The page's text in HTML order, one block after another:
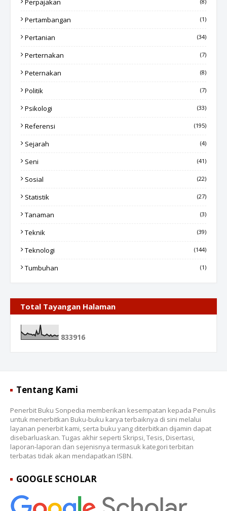
Perpajakan
Pertambangan (1)
Pertanian (34)
Perternakan (7)
Peternakan (8)
Politik (7)
Psikologi (33)
Referensi (195)
Sejarah (4)
Seni (41)
Sosial (22)
Statistik (27)
Tanaman (3)
Teknik (39)
Teknologi (144)
Tumbuhan (1)
Total Tayangan Halaman
833916
Tentang Kami
Penerbit Buku Sonpedia memberikan kesempatan kepada Penulis
untuk menerbitkan Buku-buku karya terbaiknya di sini melalui
layanan penerbit kami, serta buku yang diterbitkan dijamin dapat
disebarluaskan. Tugas akhir seperti Skripsi, Tesis, Disertasi,
laporan-laporan dan sejenisnya termasuk kategori terbitan
terbatas tidak akan mendapatkan ISBN.
GOOGLE SCHOLAR